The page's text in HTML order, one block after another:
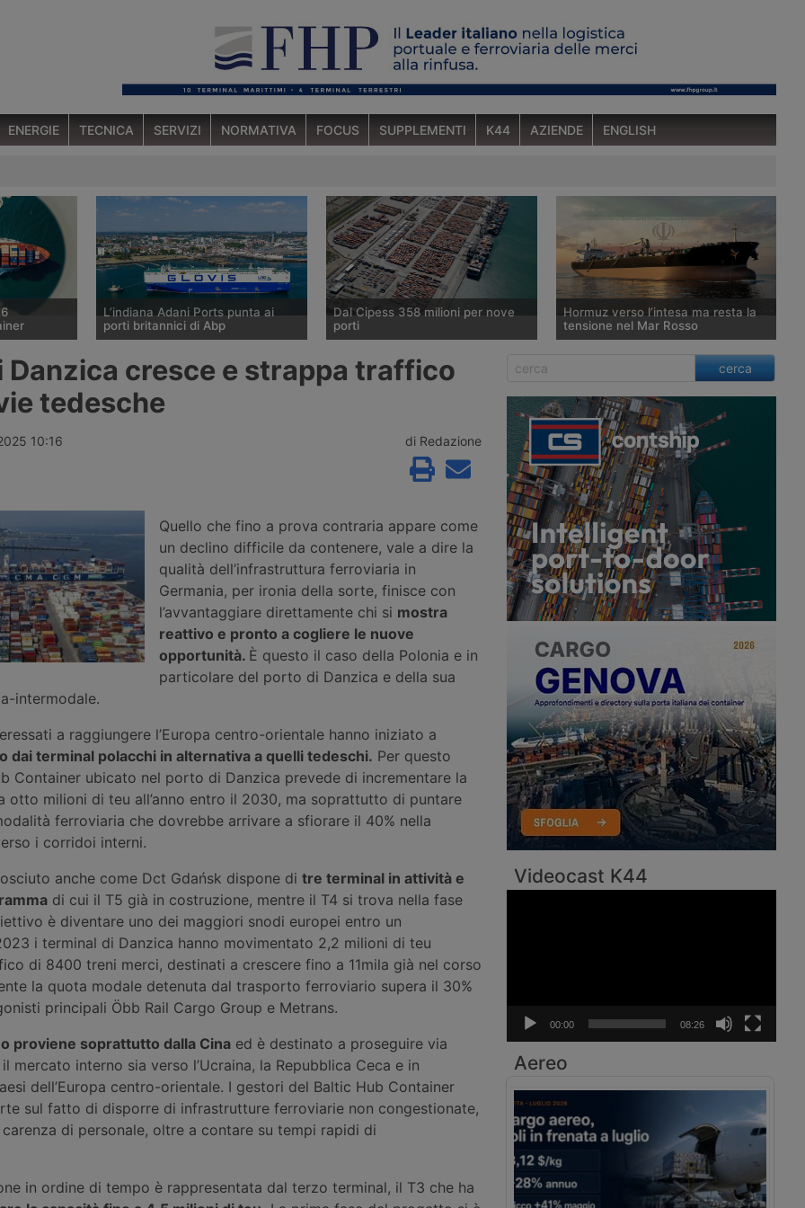
ENERGIE TECNICA SERVIZI NORMATIVA FOCUS SUPPLEMENTI K44 AZIENDE ENGLISH
2026
York e
L’indiana Adani Ports punta ai
porti britannici di Abp
valutando l’acquisizione della quota
Ports, oggi in mano ai fondi
Dal Cipess 358 milioni per nove
porti
Programmazione Economica ha
quattordici interventi in nove porti
italiani, tra opere nuove a Trieste,
rifinanziamento di progetti già
avviati in altri sei scali.
Hormuz verso l’intesa ma resta la
tensione nel Mar Rosso
Washington punta ad annunciare
l’accordo provvisorio con Teheran e
di Hormuz, mentre sulla rotta omanita
una portarinfuse greca viene colpita
da un proiettile e nel Mar Rosso gli
Houthi rivendicano l’ottavo attacco a
una petroliera saudita dal 22 luglio.
Danzica cresce e strappa traffico
tedesche
10:16 di Redazione
Quello che fino a prova contraria appare come
un declino difficile da contenere, vale a dire la
qualità dell’infrastruttura ferroviaria in
Germania, per ironia della sorte, finisce con
l’avvantaggiare direttamente chi si mostra
reattivo e pronto a cogliere le nuove
opportunità. È questo il caso della Polonia e in
particolare del porto di Danzica e della sua
intermodale.
a raggiungere l’Europa centro-orientale hanno iniziato a
dai terminal polacchi in alternativa a quelli tedeschi. Per questo
Container ubicato nel porto di Danzica prevede di incrementare la
otto milioni di teu all’anno entro il 2030, ma soprattutto di puntare
ferroviaria che dovrebbe arrivare a sfiorare il 40% nella
i corridoi interni.
anche come Dct Gdańsk dispone di tre terminal in attività e
di cui il T5 già in costruzione, mentre il T4 si trova nella fase
è diventare uno dei maggiori snodi europei entro un
i terminal di Danzica hanno movimentato 2,2 milioni di teu
di 8400 treni merci, destinati a crescere fino a 11mila già nel corso
la quota modale detenuta dal trasporto ferroviario supera il 30%
principali Öbb Rail Cargo Group e Metrans.
proviene soprattutto dalla Cina ed è destinato a proseguire via
mercato interno sia verso l’Ucraina, la Repubblica Ceca e in
dell’Europa centro-orientale. I gestori del Baltic Hub Container
sul fatto di disporre di infrastrutture ferroviarie non congestionate,
di personale, oltre a contare su tempi rapidi di
in ordine di tempo è rappresentata dal terzo terminal, il T3 che ha
cerca
Videocast K44
00:00 08:26
Aereo